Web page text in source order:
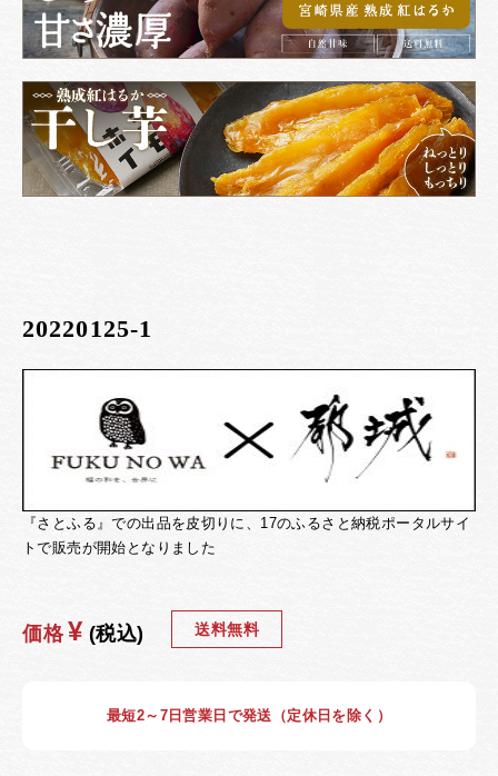
20220125-1
『さとふる』での出品を皮切りに、17のふるさと納税ポータルサイ
トで販売が開始となりました
価格 ¥ (税込) 送料無料
最短2～7日営業日で発送（定休日を除く）